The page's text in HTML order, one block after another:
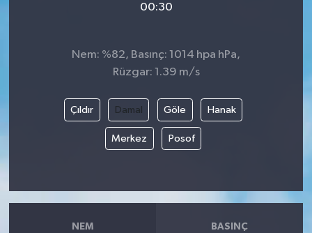
00:30
Nem: %82, Basınç: 1014 hpa hPa,
Rüzgar: 1.39 m/s
Çıldır Damal Göle Hanak
Merkez Posof
NEM BASINÇ
Siyaset
Yaşam